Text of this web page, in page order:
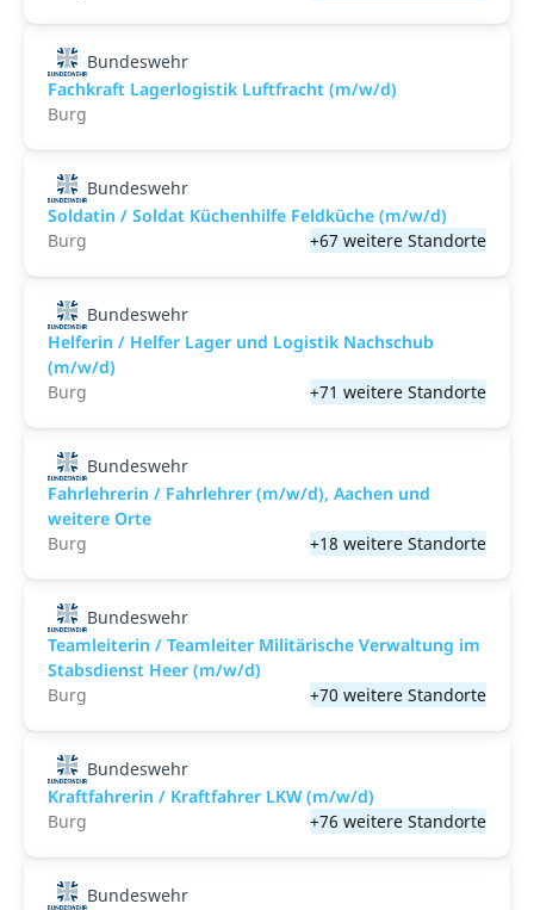
Bundeswehr
Fachkraft Lagerlogistik Luftfracht (m/w/d)
Burg
Bundeswehr
Soldatin / Soldat Küchenhilfe Feldküche (m/w/d)
Burg
+67 weitere Standorte
Bundeswehr
Helferin / Helfer Lager und Logistik Nachschub
(m/w/d)
Burg
+71 weitere Standorte
Bundeswehr
Fahrlehrerin / Fahrlehrer (m/w/d), Aachen und
weitere Orte
Burg
+18 weitere Standorte
Bundeswehr
Teamleiterin / Teamleiter Militärische Verwaltung im
Stabsdienst Heer (m/w/d)
Burg
+70 weitere Standorte
Bundeswehr
Kraftfahrerin / Kraftfahrer LKW (m/w/d)
Burg
+76 weitere Standorte
Bundeswehr